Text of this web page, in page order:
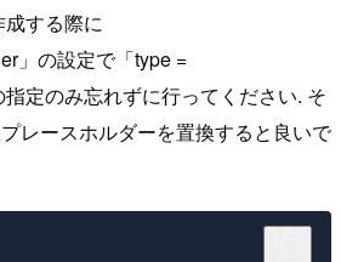
する際に
」の設定で「type =
定のみ忘れずに行ってください. そ
レースホルダーを置換すると良いで